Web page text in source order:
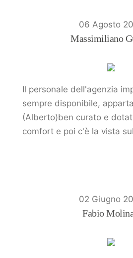
06 Agosto
Massimiliano
Il personale dell'agenzia
sempre disponibile,
(Alberto)ben curato e
comfort e poi c'è la vista
02 Giugno
Fabio